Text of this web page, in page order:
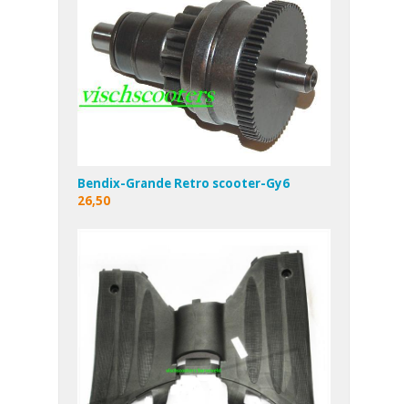
Bendix-Grande Retro scooter-Gy6
26,50